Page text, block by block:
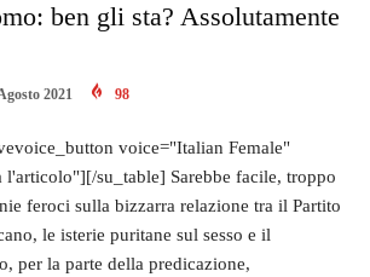
ben gli sta? Assolutamente
2021 98
voice="Italian Female"
l'articolo"][/su_table] Sarebbe facile, troppo
feroci sulla bizzarra relazione tra il Partito
le isterie puritane sul sesso e il
per la parte della predicazione,